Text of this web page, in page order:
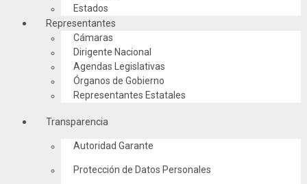
Estados
Representantes
Cámaras
Dirigente Nacional
Agendas Legislativas
Órganos de Gobierno
Representantes Estatales
Transparencia
Autoridad Garante
Protección de Datos Personales